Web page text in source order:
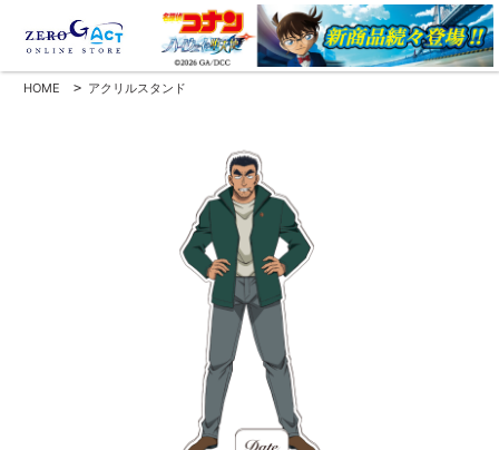
HOME > アクリルスタンド